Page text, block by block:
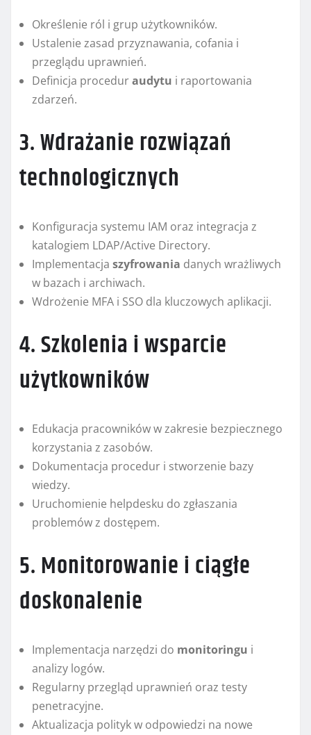
Określenie ról i grup użytkowników.
Ustalenie zasad przyznawania, cofania i
przeglądu uprawnień.
Definicja proceduraudytu i raportowania
zdarzeń.
3. Wdrażanie rozwiązań
technologicznych
Konfiguracja systemu IAM oraz integracja z
katalogiem LDAP/Active Directory.
Implementacja szyfrowania danych wrażliwych
w bazach i archiwach.
Wdrożenie MFA i SSO dla kluczowych aplikacji.
4. Szkolenia i wsparcie
użytkowników
Edukacja pracowników w zakresie bezpiecznego
korzystania z zasobów.
Dokumentacja procedur i stworzenie bazy
wiedzy.
Uruchomienie helpdesku do zgłaszania
problemów z dostępem.
5. Monitorowanie i ciągłe
doskonalenie
Implementacja narzędzi do monitoringu i
analizy logów.
Regularny przegląd uprawnień oraz testy
penetracyjne.
Aktualizacja polityk w odpowiedzi na nowe